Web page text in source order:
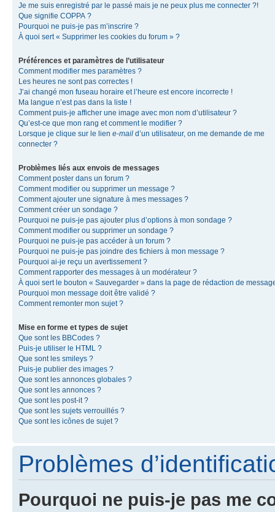
Je me suis enregistré par le passé mais je ne peux plus me connecter ?!
Que signifie COPPA ?
Pourquoi ne puis-je pas m’inscrire ?
À quoi sert « Supprimer les cookies du forum » ?
Préférences et paramètres de l’utilisateur
Comment modifier mes paramètres ?
Les heures ne sont pas correctes !
J’ai changé mon fuseau horaire et l’heure est encore incorrecte !
Ma langue n’est pas dans la liste !
Comment puis-je afficher une image avec mon nom d’utilisateur ?
Qu’est-ce que mon rang et comment le modifier ?
Lorsque je clique sur le lien e-mail d’un utilisateur, on me demande de me
connecter ?
Problèmes liés aux envois de messages
Comment poster dans un forum ?
Comment modifier ou supprimer un message ?
Comment ajouter une signature à mes messages ?
Comment créer un sondage ?
Pourquoi ne puis-je pas ajouter plus d’options à mon sondage ?
Comment modifier ou supprimer un sondage ?
Pourquoi ne puis-je pas accéder à un forum ?
Pourquoi ne puis-je pas joindre des fichiers à mon message ?
Pourquoi ai-je reçu un avertissement ?
Comment rapporter des messages à un modérateur ?
À quoi sert le bouton « Sauvegarder » dans la page de rédaction de
Pourquoi mon message doit être validé ?
Comment remonter mon sujet ?
Mise en forme et types de sujet
Que sont les BBCodes ?
Puis-je utiliser le HTML ?
Que sont les smileys ?
Puis-je publier des images ?
Que sont les annonces globales ?
Que sont les annonces ?
Que sont les post-it ?
Que sont les sujets verrouillés ?
Que sont les icônes de sujet ?
Problèmes
Pourquoi ne puis-je pas me